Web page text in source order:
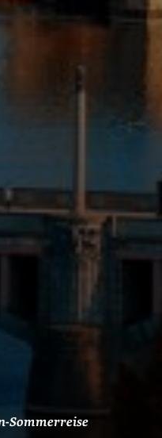
Sommerreise